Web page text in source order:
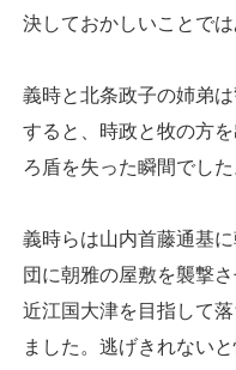
決しておかしいことでは
義時と北条政子の姉弟
すると、時政と牧の方
ろ盾を失った瞬間でした
義時らは山内首藤通基
団に朝雅の屋敷を襲撃
近江国大津を目指して
ました。逃げきれない